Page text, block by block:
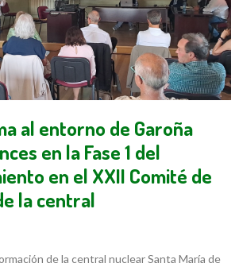
al entorno de Garoña
en la Fase 1 del
en el XXII Comité de
la central
de la central nuclear Santa María de